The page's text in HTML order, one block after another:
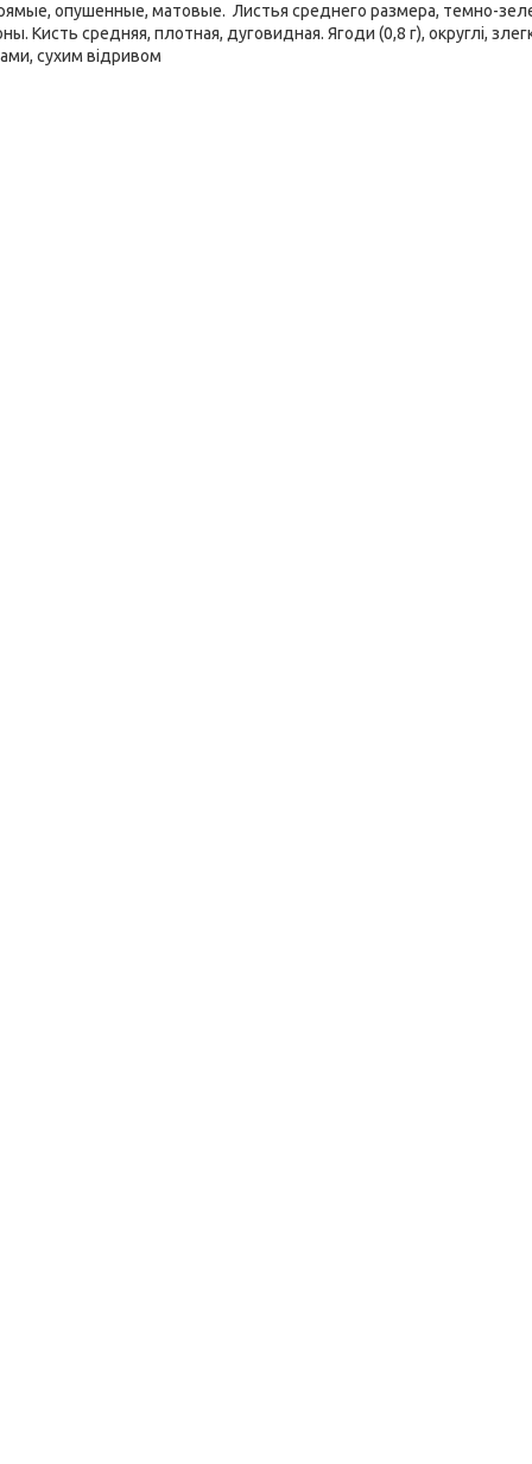
опушенные, матовые. Листья среднего размера, темно-
средняя, плотная, дуговидная. Ягоди (0,8 г), округлі,
сухим відривом